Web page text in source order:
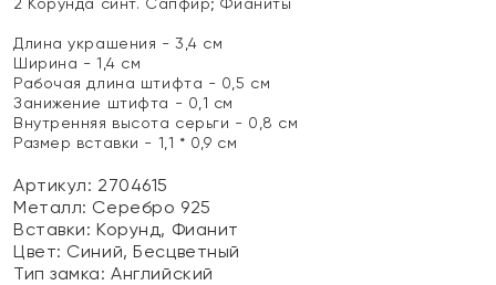
Длина украшения - 3,4 см
Ширина - 1,4 см
Рабочая длина штифта - 0,5 см
Занижение штифта - 0,1 см
Внутренняя высота серьги - 0,8 см
Размер вставки - 1,1 * 0,9 см
Артикул: 2704615
Металл: Серебро 925
Вставки:Корунд, Фианит
Цвет: Синий, Бесцветный
Тип замка:Английский